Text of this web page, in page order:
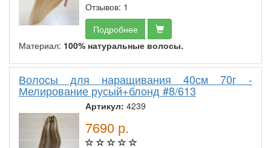
Отзывов: 1
Подробнее
Материал: 100% натуральные волосы.
Волосы для наращивания 40см 70г -
Мелирование русый+блонд #8/613
Артикул: 4239
7690 р.